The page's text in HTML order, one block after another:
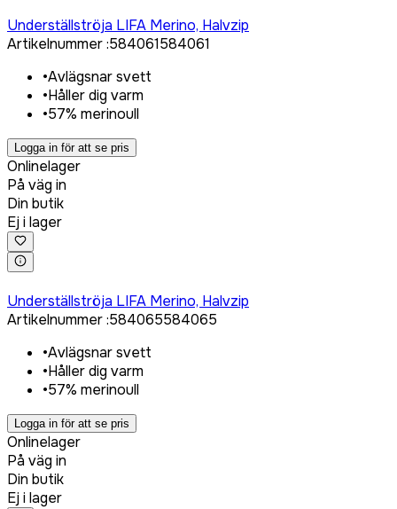
Underställströja LIFA Merino, Halvzip
Artikelnummer:584061584061
•Avlägsnar svett
•Håller dig varm
•57% merinoull
Logga in för att se pris
Onlinelager
På väg in
Din butik
Ej i lager
Underställströja LIFA Merino, Halvzip
Artikelnummer:584065584065
•Avlägsnar svett
•Håller dig varm
•57% merinoull
Logga in för att se pris
Onlinelager
På väg in
Din butik
Ej i lager